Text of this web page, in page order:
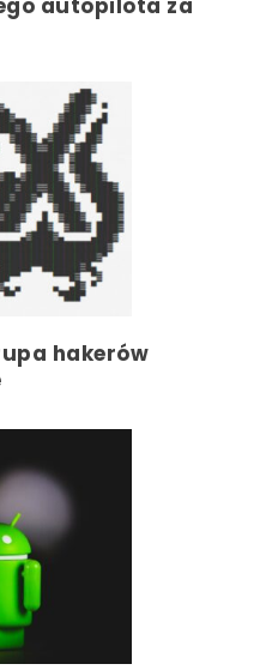
autopilota za
hakerów